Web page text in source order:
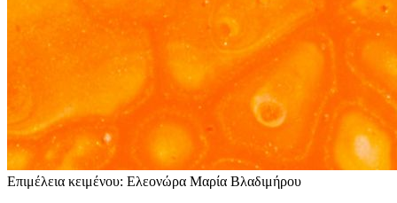
Επιμέλεια κειμένου: Ελεονώρα Μαρία Βλαδιμήρου